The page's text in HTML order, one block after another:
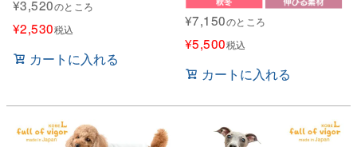
¥3,520のところ
¥2,530税込
カートに入れる
¥7,150のところ
¥5,500税込
カートに入れる